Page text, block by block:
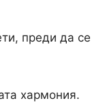
преди да се
хармония.